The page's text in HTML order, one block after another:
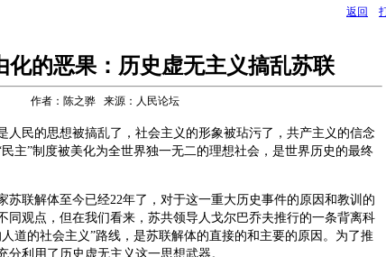
返回
化的恶果：历史虚无主义搞乱苏联
作者：陈之骅 来源：人民论坛
民的思想被搞乱了，社会主义的形象被玷污了，共产主义的信念
主”制度被美化为全世界独一无二的理想社会，是世界历史的最终
联解体至今已经22年了，对于这一重大历史事件的原因和教训的
同观点，但在我们看来，苏共领导人戈尔巴乔夫推行的一条背离科
道的社会主义”路线，是苏联解体的直接的和主要的原因。为了推
利用了历史虚无主义这一思想武器。